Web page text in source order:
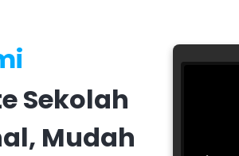
Sekolah
Mudah